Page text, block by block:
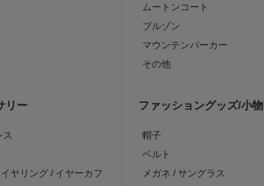
ムートンコート
ブルゾン
マウンテンパーカー
その他
リー
ス
ヤリング / イヤーカフ
ファッショングッズ/小物
帽子
ベルト
メガネ / サングラス